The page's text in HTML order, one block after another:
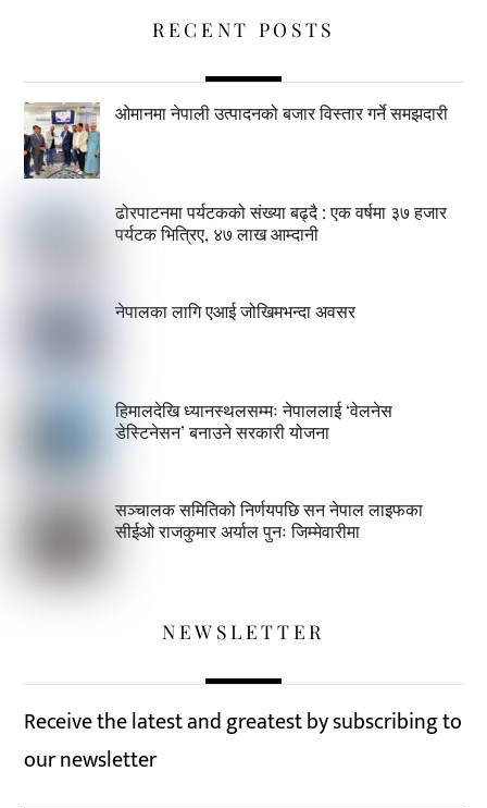
RECENT POSTS
ओमानमा नेपाली उत्पादनको बजार विस्तार गर्ने समझदारी
ढोरपाटनमा पर्यटकको संख्या बढ्दै : एक वर्षमा ३७ हजार
पर्यटक भित्रिए, ४७ लाख आम्दानी
नेपालका लागि एआई जोखिमभन्दा अवसर
हिमालदेखि ध्यानस्थलसम्मः नेपाललाई ‘वेलनेस
डेस्टिनेसन’ बनाउने सरकारी योजना
सञ्चालक समितिको निर्णयपछि सन नेपाल लाइफका
सीईओ राजकुमार अर्याल पुनः जिम्मेवारीमा
NEWSLETTER
Receive the latest and greatest by subscribing to
our newsletter